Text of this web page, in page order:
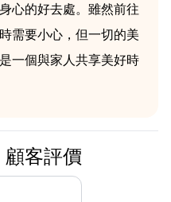
心的好去處。雖然前往
需要小心，但一切的美
一個與家人共享美好時
客評價